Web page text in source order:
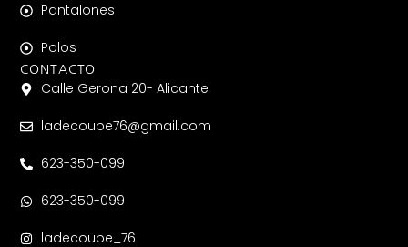
Pantalones
Polos
CONTACTO
Calle Gerona 20- Alicante
ladecoupe76@gmail.com
623-350-099
623-350-099
ladecoupe_76